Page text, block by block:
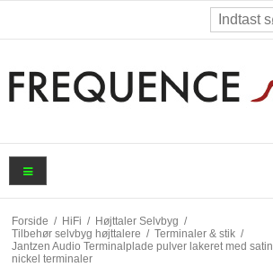
Forside / HiFi / Højttaler Selvbyg /
Tilbehør selvbyg højttalere / Terminaler & stik /
Jantzen Audio Terminalplade pulver lakeret med satin
nickel terminaler